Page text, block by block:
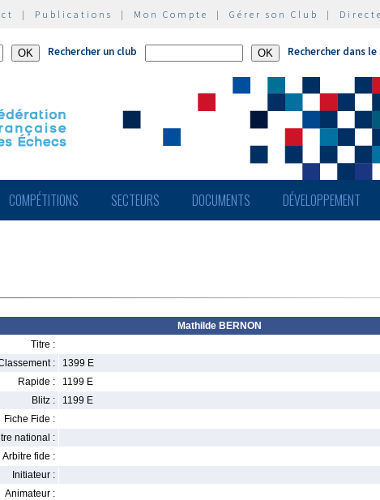
| Publications | Mon Compte | Gérer son Club |
Rechercher un club Rechercher dans
COMPÉTITIONS SECTEURS DOCUMENTS DÉVELOPPEMENT
Mathilde BERNON
Titre :
:
1399 E
Rapide :
1199 E
Blitz :
1199 E
Fiche Fide :
national :
Arbitre fide :
Initiateur :
Animateur :